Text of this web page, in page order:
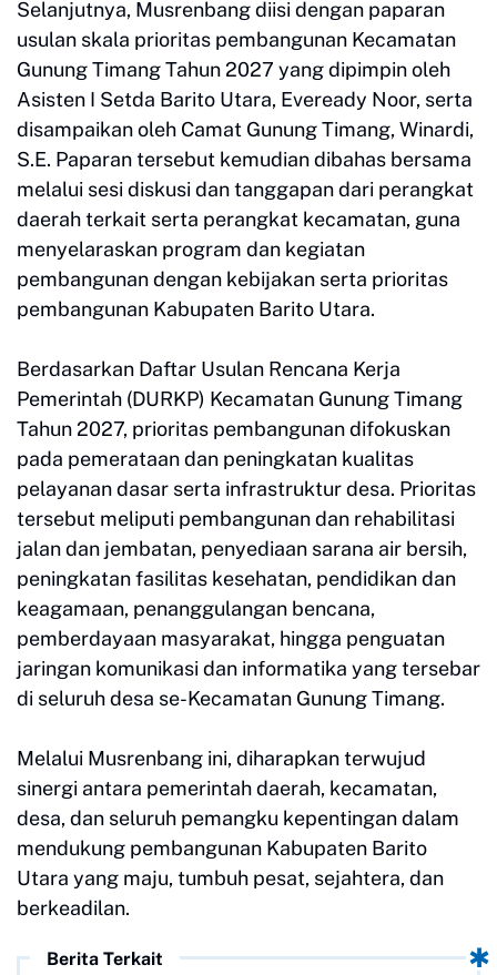
Selanjutnya, Musrenbang diisi dengan paparan
usulan skala prioritas pembangunan Kecamatan
Gunung Timang Tahun 2027 yang dipimpin oleh
Asisten I Setda Barito Utara, Eveready Noor, serta
disampaikan oleh Camat Gunung Timang, Winardi,
S.E. Paparan tersebut kemudian dibahas bersama
melalui sesi diskusi dan tanggapan dari perangkat
daerah terkait serta perangkat kecamatan, guna
menyelaraskan program dan kegiatan
pembangunan dengan kebijakan serta prioritas
pembangunan Kabupaten Barito Utara.
Berdasarkan Daftar Usulan Rencana Kerja
Pemerintah (DURKP) Kecamatan Gunung Timang
Tahun 2027, prioritas pembangunan difokuskan
pada pemerataan dan peningkatan kualitas
pelayanan dasar serta infrastruktur desa. Prioritas
tersebut meliputi pembangunan dan rehabilitasi
jalan dan jembatan, penyediaan sarana air bersih,
peningkatan fasilitas kesehatan, pendidikan dan
keagamaan, penanggulangan bencana,
pemberdayaan masyarakat, hingga penguatan
jaringan komunikasi dan informatika yang tersebar
di seluruh desa se-Kecamatan Gunung Timang.
Melalui Musrenbang ini, diharapkan terwujud
sinergi antara pemerintah daerah, kecamatan,
desa, dan seluruh pemangku kepentingan dalam
mendukung pembangunan Kabupaten Barito
Utara yang maju, tumbuh pesat, sejahtera, dan
berkeadilan.
Berita Terkait